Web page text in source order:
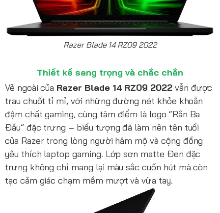
Razer Blade 14 RZ09 2022
Thiết kế sang trọng và chắc chắn
Vẻ ngoài của Razer Blade 14 RZ09 2022vẫn được
trau chuốt tỉ mỉ, với những đường nét khỏe khoắn
đậm chất gaming, cùng tâm điểm là logo “Rắn Ba
Đầu” đặc trưng – biểu tượng đã làm nên tên tuổi
của Razer trong lòng người hâm mộ và cộng đồng
yêu thích laptop gaming. Lớp sơn matte Đen đặc
trưng không chỉ mang lại màu sắc cuốn hút mà còn
tạo cảm giác chạm mềm mượt và vừa tay.